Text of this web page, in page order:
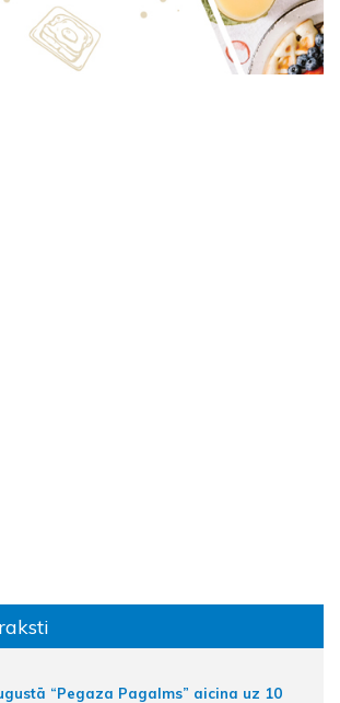
“Pegaza Pagalms” aicina uz 10